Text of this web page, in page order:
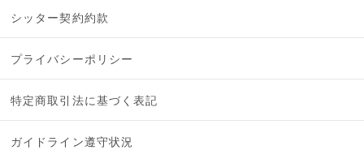
シッター契約約款
プライバシーポリシー
特定商取引法に基づく表記
ガイドライン遵守状況